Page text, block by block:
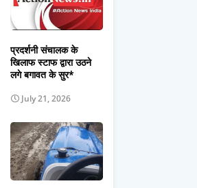
प्रदर्शनी संचालक के
खिलाफ स्टाफ द्वारा उठने
लगे बगावत के सुर*
July 21, 2026